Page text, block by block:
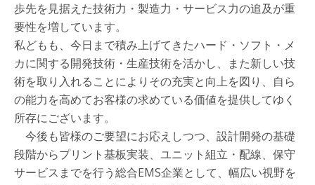
歩先を見据えた技術力・製造力・サービス力の追及が重
要性を増しています。
私どもも、今日まで積み上げてきたハード・ソフト・メ
カに関する開発技術・生産技術を活かし、また新しい技
術を取り入れることによりその充実と向上を図り、自ら
の能力を高めてお客様の求めている価値を提供してゆく
所存にございます。
今後も皆様のご要望にお応えしつつ、設計開発の基礎
段階からプリント基板実装、ユニット組立・配線、保守
サービスまでを行う総合EMS企業として、幅広い視野を